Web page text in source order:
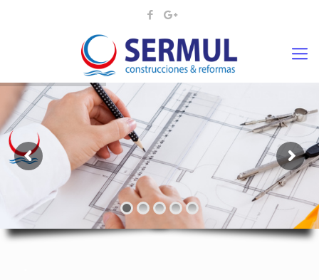
¡¡DAMOS VIDA A SUS